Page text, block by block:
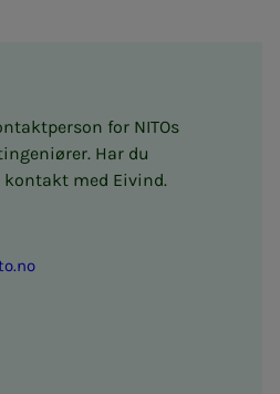
for NITOs
Har du
kontakt med Eivind.